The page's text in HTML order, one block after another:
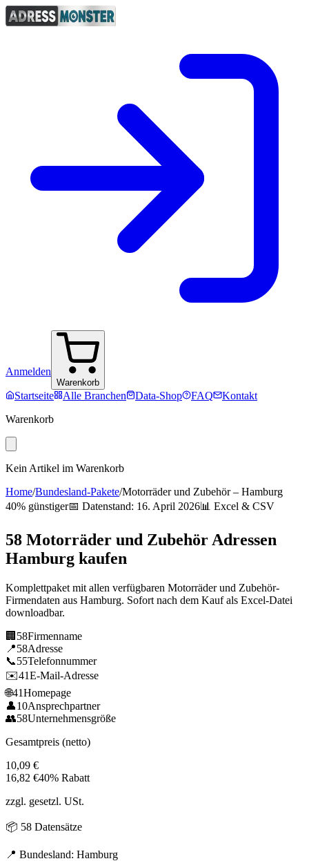
Anmelden
Warenkorb
Startseite Alle Branchen Data-Shop FAQ
Kontakt
Warenkorb
Kein Artikel im Warenkorb
Home/Bundesland-Pakete/Motorräder und Zubehör– Hamburg
40% günstiger📅 Datenstand: 16. April 2026📊 Excel & CSV
58 Motorräder und Zubehör Adressen
Hamburg kaufen
Komplettpaket mit allen verfügbaren Motorräder und Zubehör-
Firmendaten aus Hamburg. Sofort nach dem Kauf als Excel-Datei
downloadbar.
🏢 58Firmenname
📍58Adresse
📞55Telefonnummer
✉️41E-Mail-Adresse
🌐41Homepage
👤10Ansprechpartner
👥58Unternehmensgröße
Gesamtpreis (netto)
10,09 €
16,82 €40% Rabatt
zzgl. gesetzl. USt.
📦 58 Datensätze
📍 Bundesland: Hamburg